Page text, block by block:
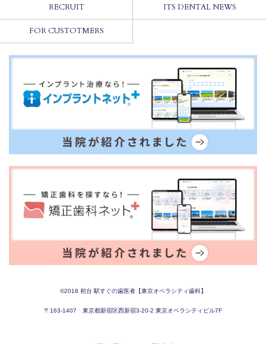
RECRUIT ITS DENTAL NEWS
FOR CUSTOTMERS
©︎2018 初台 駅すぐの歯医者【東京オペラシティ歯科】
〒163-1407 東京都新宿区西新宿3-20-2 東京オペラシティビル7F